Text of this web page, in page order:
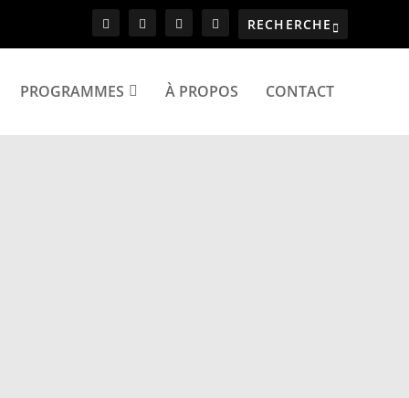
PROGRAMMES À PROPOS CONTACT